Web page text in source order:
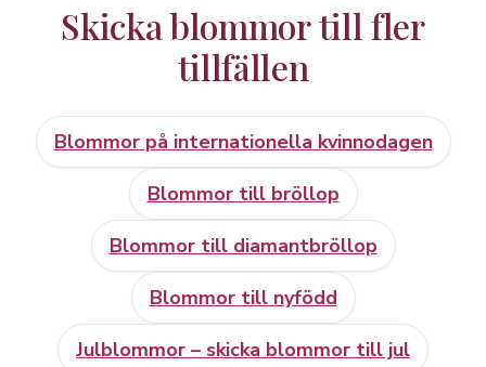
Skicka blommor till fler
tillfällen
Blommor på internationella kvinnodagen
Blommor till bröllop
Blommor till diamantbröllop
Blommor till nyfödd
Julblommor – skicka blommor till jul